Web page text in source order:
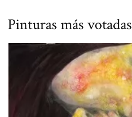
Pinturas más votadas